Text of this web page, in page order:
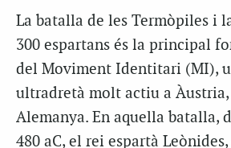
La batalla de les Termòpiles i
300 espartans és la principal
del Moviment Identitari (MI),
ultradretà molt actiu a Àustria,
Alemanya. En aquella batalla,
480 aC, el rei espartà